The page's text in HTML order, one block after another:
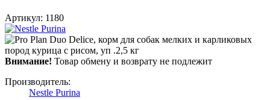
Артикул: 1180
Внимание! Товар обмену и возврату не подлежит
Производитель:
Nestle Purina